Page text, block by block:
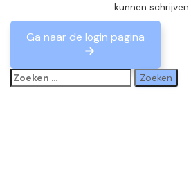
kunnen schrijven.
Ga naar de login pagina
Zoeken
naar: